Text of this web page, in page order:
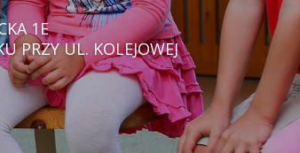
1E
PRZY UL. KOLEJOWEJ